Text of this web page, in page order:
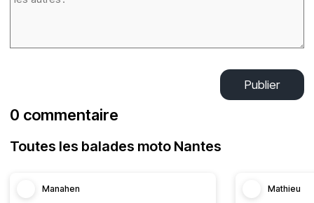
Publier
0 commentaire
Toutes les balades moto Nantes
Manahen Mathieu